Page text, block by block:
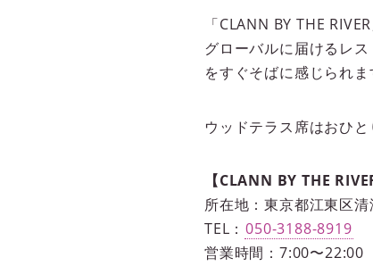
「CLANN BY THE
グローバルに届けるレ
をすぐそばに感じられま
ウッドテラス席はおひ
【CLANN BY THE
所在地：東京都江東区
TEL： 050-3188-8919
営業時間：7:00〜22:00